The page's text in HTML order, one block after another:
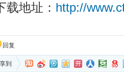
载地址： http://
回复
到